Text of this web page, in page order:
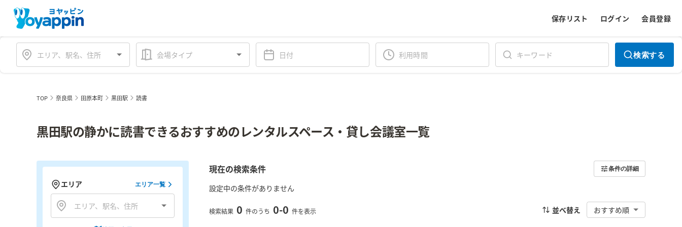
保存リスト ログイン 会員登録
会場タイプ 検索する
TOP 奈良県 田原本町 黒田駅 読書
黒田駅の静かに読書できるおすすめのレンタルスペース・貸し会議室一覧
現在の検索条件 条件の詳細
設定中の条件がありません
検索結果 0 件のうち 0-0 件を表示 並べ替え おすすめ順
エリア エリア一覧